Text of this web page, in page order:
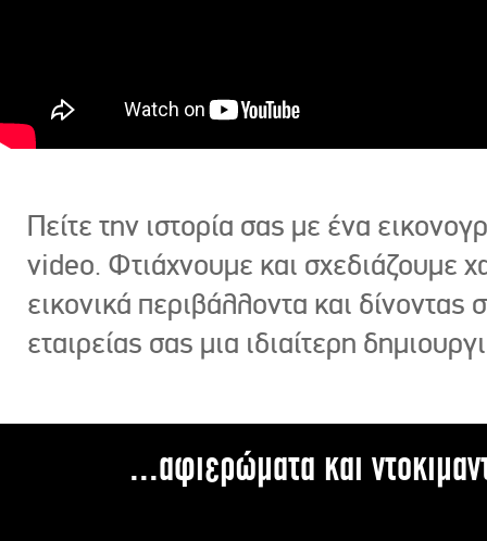
Πείτε την ιστορία σας με ένα
video. Φτιάχνουμε και σχεδιάζουμε
εικονικά περιβάλλοντα και δίνοντας
εταιρείας σας μια ιδιαίτερη
...αφιερώματα και